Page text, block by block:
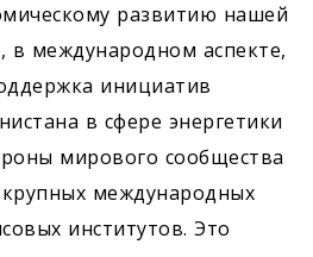
развитию нашей
в международном аспекте,
инициатив
в сфере энергетики
мирового сообщества
международных
институтов. Это